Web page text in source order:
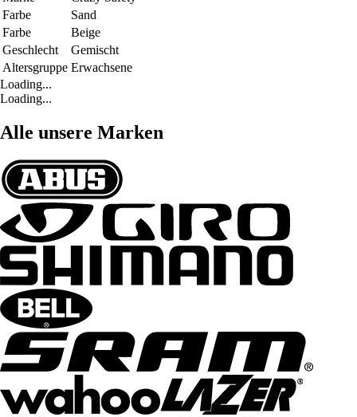
Farbe
Sand
Farbe
Beige
Geschlecht
Gemischt
Altersgruppe Erwachsene
Loading...
Loading...
Alle unsere Marken